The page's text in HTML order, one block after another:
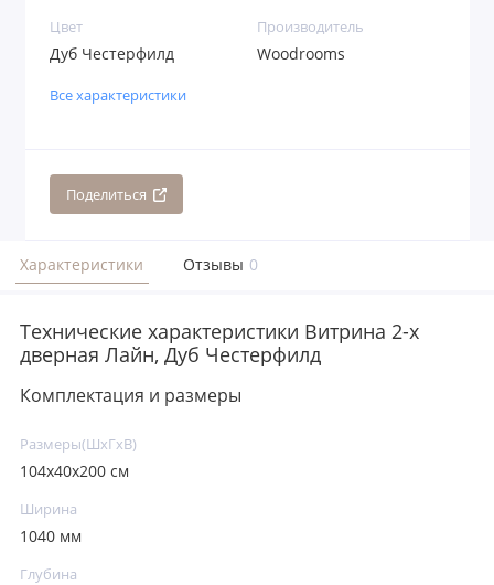
Цвет
Дуб Честерфилд
Производитель
Woodrooms
Все характеристики
Поделиться
Характеристики Отзывы 0
Технические характеристики Витрина 2-х
дверная Лайн, Дуб Честерфилд
Комплектация и размеры
Размеры(ШxГxВ)
104x40x200 см
Ширина
1040 мм
Глубина